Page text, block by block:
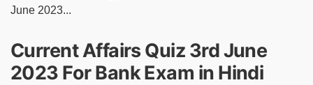
June 2023...
Current Affairs Quiz 3rd June
2023 For Bank Exam in Hindi